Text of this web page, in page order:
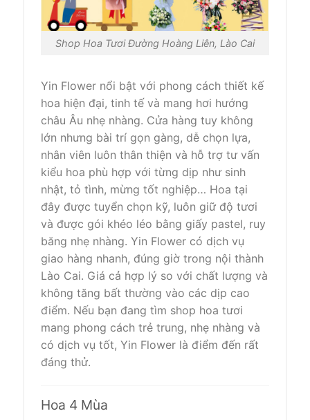
Shop Hoa Tươi Đường Hoàng Liên, Lào Cai
Yin Flower nổi bật với phong cách thiết kế
hoa hiện đại, tinh tế và mang hơi hướng
châu Âu nhẹ nhàng. Cửa hàng tuy không
lớn nhưng bài trí gọn gàng, dễ chọn lựa,
nhân viên luôn thân thiện và hỗ trợ tư vấn
kiểu hoa phù hợp với từng dịp như sinh
nhật, tỏ tình, mừng tốt nghiệp… Hoa tại
đây được tuyển chọn kỹ, luôn giữ độ tươi
và được gói khéo léo bằng giấy pastel, ruy
băng nhẹ nhàng. Yin Flower có dịch vụ
giao hàng nhanh, đúng giờ trong nội thành
Lào Cai. Giá cả hợp lý so với chất lượng và
không tăng bất thường vào các dịp cao
điểm. Nếu bạn đang tìm shop hoa tươi
mang phong cách trẻ trung, nhẹ nhàng và
có dịch vụ tốt, Yin Flower là điểm đến rất
đáng thử.
Hoa 4 Mùa